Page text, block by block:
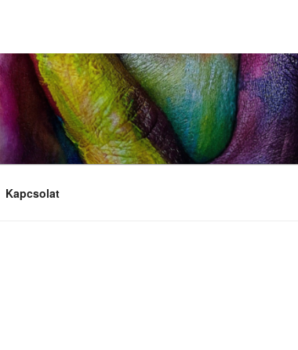
Kapcsolat